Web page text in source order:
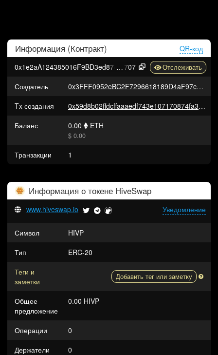
Информация (Контракт)
QR-код
0x1e2aA124385016F9BD3ed87d21D907Fac21FE
707
Создатель
0x3FFF0952eBC2F7296618189D4aF97c1F7f5a7f43
Tx создания
0x59d8b02ffdcffaaaedf743e107170874fa3ea66bb3f634b68aed8464479accf7
Баланс
0.00 ETH
$ 0.00
Транзакции 1
Информация о токене HiveSwap
Уведомление
www.hiveswap.io
Символ
HIVP
Тип
ERC-20
Теги и
заметки
Добавить тег или заметку
Общее
предложение
0.00 HIVP
Операции
0
Держатели
0